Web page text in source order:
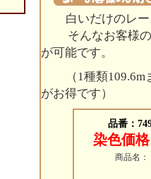
白いだけのレー
そんなお客様の
が可能です。
（1種類109.6m
がお得です）
品番：
染色価
商品名：